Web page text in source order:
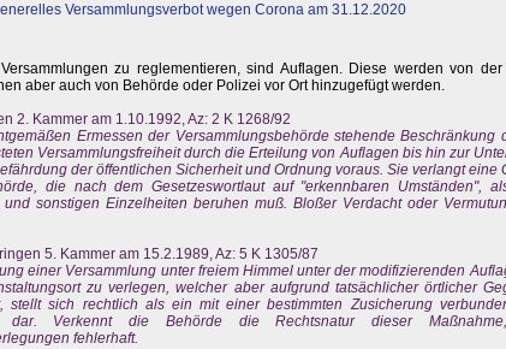
Versammlungsverbot wegen Corona am 31.12.2020
zu reglementieren, sind Auflagen. Diese werden von der
aber auch von Behörde oder Polizei vor Ort hinzugefügt werden.
2. Kammer am 1.10.1992, Az: 2 K 1268/92
Ermessen der Versammlungsbehörde stehende Beschränkung
Versammlungsfreiheit durch die Erteilung von Auflagen bis hin zur
der öffentlichen Sicherheit und Ordnung voraus. Sie verlangt eine
die nach dem Gesetzeswortlaut auf "erkennbaren Umständen",
und sonstigen Einzelheiten beruhen muß. Bloßer Verdacht oder
5. Kammer am 15.2.1989, Az: 5 K 1305/87
einer Versammlung unter freiem Himmel unter der modifizierenden
zu verlegen, welcher aber aufgrund tatsächlicher örtlicher
stellt sich rechtlich als ein mit einer bestimmten Zusicherung
dar. Verkennt die Behörde die Rechtsnatur dieser
fehlerhaft.